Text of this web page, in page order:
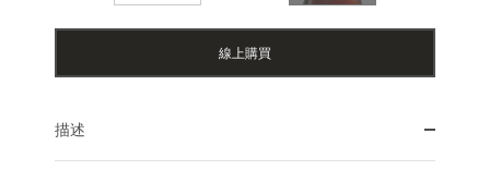
線上購買
描述